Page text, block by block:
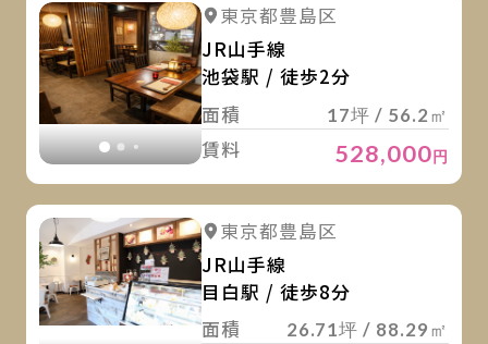
詳細を見る
東京都豊島区
JR山手線
池袋駅 / 徒歩2分
面積
17坪 / 56.2㎡
賃料 528,000円
詳細を見る
東京都豊島区
JR山手線
目白駅 / 徒歩8分
面積
26.71坪 / 88.29㎡